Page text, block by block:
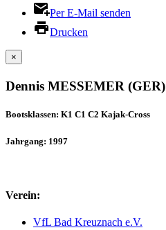
Per E-Mail senden
Drucken
×
Dennis MESSEMER (GER)
Bootsklassen: K1 C1 C2 Kajak-Cross
Jahrgang: 1997
Verein:
VfL Bad Kreuznach e.V.